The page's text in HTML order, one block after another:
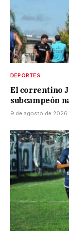
DEPORTES
El correntino
subcampeón
9 de agosto de 2026